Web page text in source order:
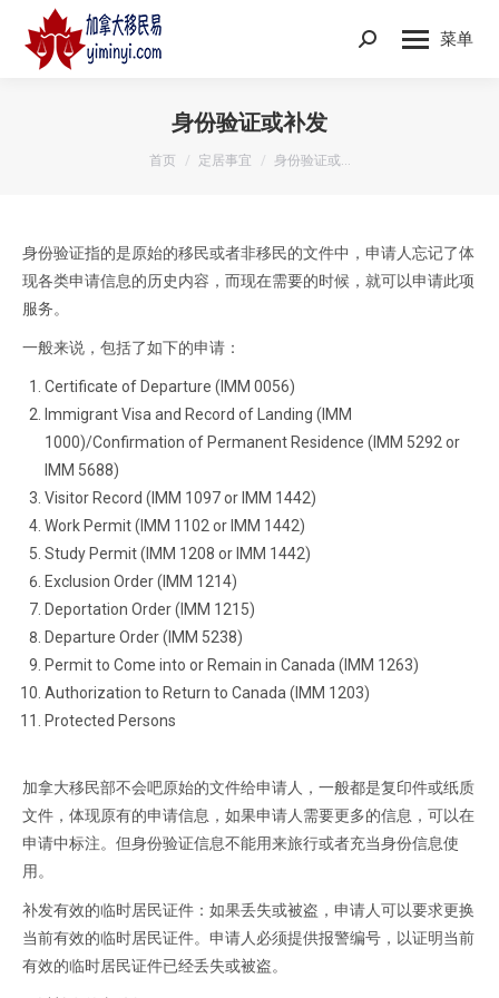
菜单
Search:
身份验证或补发
您在这里：
首页 定居事宜 身份验证或…
身份验证指的是原始的移民或者非移民的文件中，申请人忘记了体
现各类申请信息的历史内容，而现在需要的时候，就可以申请此项
服务。
一般来说，包括了如下的申请：
Certificate of Departure (IMM 0056)
Immigrant Visa and Record of Landing (IMM
1000)/Confirmation of Permanent Residence (IMM 5292 or
IMM 5688)
Visitor Record (IMM 1097 or IMM 1442)
Work Permit (IMM 1102 or IMM 1442)
Study Permit (IMM 1208 or IMM 1442)
Exclusion Order (IMM 1214)
Deportation Order (IMM 1215)
Departure Order (IMM 5238)
Permit to Come into or Remain in Canada (IMM 1263)
Authorization to Return to Canada (IMM 1203)
Protected Persons
加拿大移民部不会吧原始的文件给申请人，一般都是复印件或纸质
文件，体现原有的申请信息，如果申请人需要更多的信息，可以在
申请中标注。但身份验证信息不能用来旅行或者充当身份信息使
用。
补发有效的临时居民证件：如果丢失或被盗，申请人可以要求更换
当前有效的临时居民证件。申请人必须提供报警编号，以证明当前
有效的临时居民证件已经丢失或被盗。